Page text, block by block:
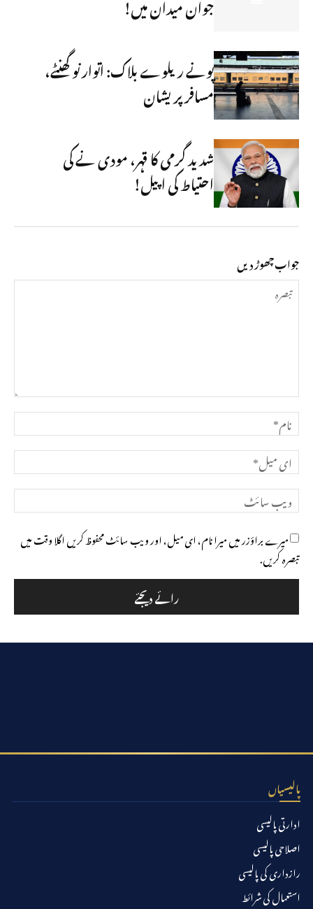
پونے ریلوے بلاک: اتوار نو گھنٹے،
مسافر پریشان
شدید گرمی کا قہر، مودی نے کی
احتیاط کی اپیل!
جواب چھوڑ دیں
تبصرہ
نام*
ای
میل*
ویب
سائٹ
میرے براؤزر میں میرا نام، ای میل، اور ویب سائٹ محفوظ کریں اگلا وقت میں
تبصرہ کریں.
پالیسیاں
ادارتی پالیسی
اصلاحی پالیسی
رازداری کی پالیسی
استعمال کی شرائط